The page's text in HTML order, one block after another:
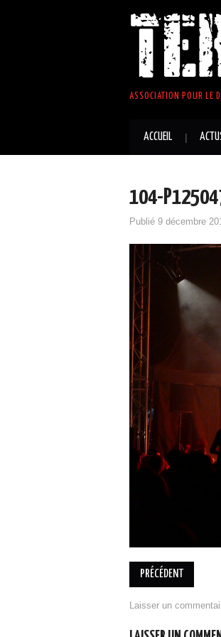
ASSOCIATION POUR LE
ACCUEIL
104-
Publié 9 décembre
PRÉCÉDENT
Laisser un